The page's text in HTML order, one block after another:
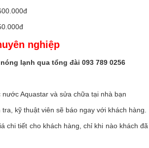
nghiệp
lạnh qua tổng đài 093 789 0256
Aquastar và sửa chữa tại nhà bạn
kỹ thuật viên sẽ báo ngay với khách hàng.
chi tiết cho khách hàng, chỉ khi nào khách